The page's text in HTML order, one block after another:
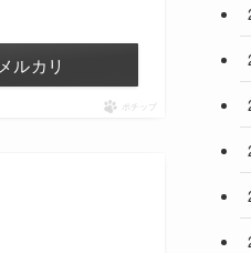
メルカリ
ポチップ